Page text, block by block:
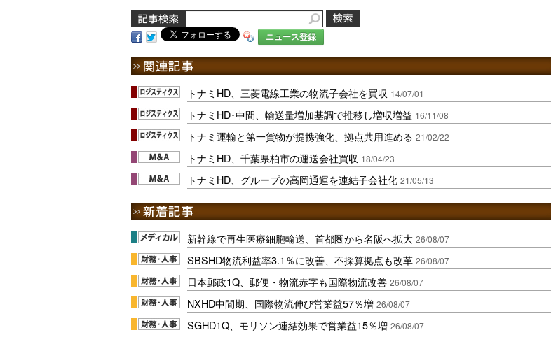
ニュース登録
トナミHD、三菱電線工業の物流子会社を買収 14/07/01
トナミHD･中間、輸送量増加基調で推移し増収増益 16/11/08
トナミ運輸と第一貨物が提携強化、拠点共用進める 21/02/22
トナミHD、千葉県柏市の運送会社買収 18/04/23
トナミHD、グループの高岡通運を連結子会社化 21/05/13
新幹線で再生医療細胞輸送、首都圏から名阪へ拡大 26/08/07
SBSHD物流利益率3.1％に改善、不採算拠点も改革 26/08/07
日本郵政1Q、郵便・物流赤字も国際物流改善 26/08/07
NXHD中間期、国際物流伸び営業益57％増 26/08/07
SGHD1Q、モリソン連結効果で営業益15％増 26/08/07